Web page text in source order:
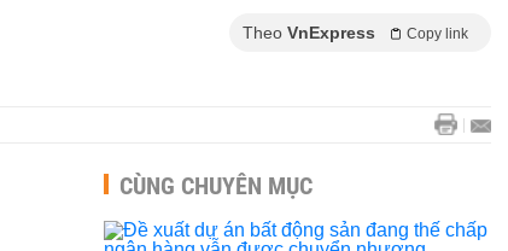
Theo VnExpress Copy link
CÙNG CHUYÊN MỤC